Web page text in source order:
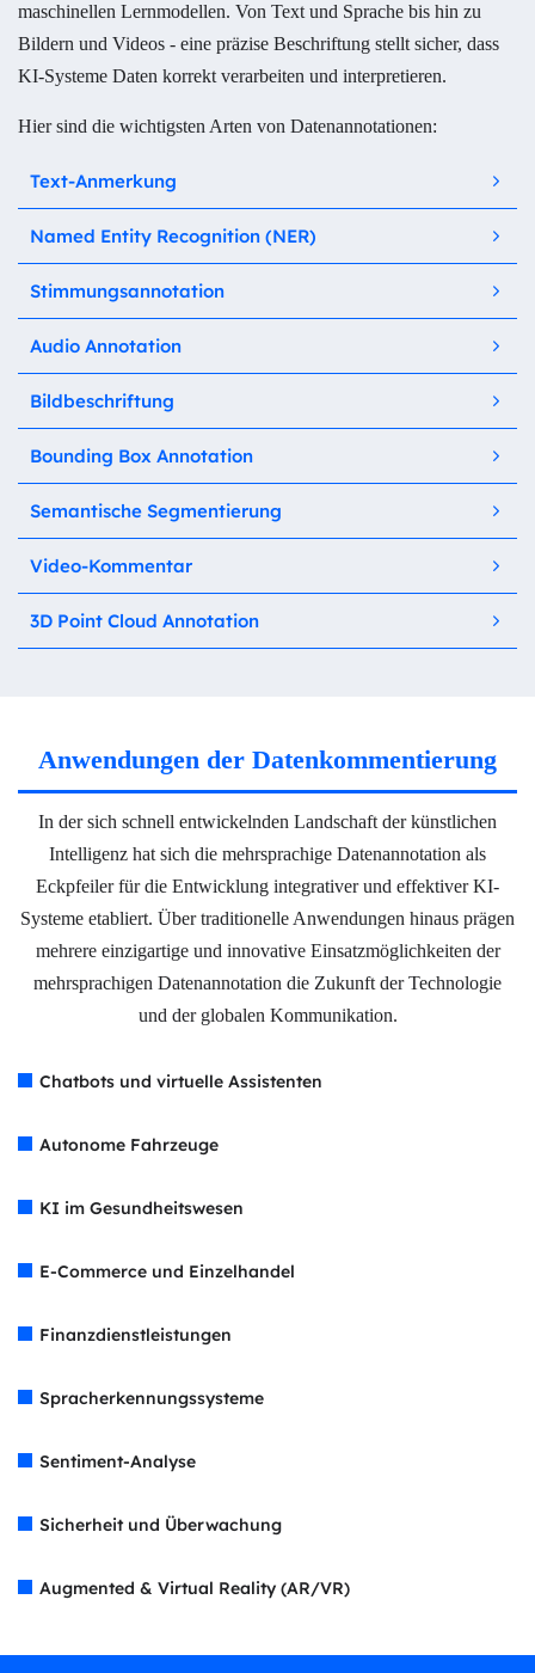
maschinellen Lernmodellen. Von Text und Sprache bis hin zu
Bildern und Videos - eine präzise Beschriftung stellt sicher, dass
KI-Systeme Daten korrekt verarbeiten und interpretieren.
Hier sind die wichtigsten Arten von Datenannotationen:
Text-Anmerkung
Named Entity Recognition (NER)
Stimmungsannotation
Audio Annotation
Bildbeschriftung
Bounding Box Annotation
Semantische Segmentierung
Video-Kommentar
3D Point Cloud Annotation
Anwendungen der Datenkommentierung
In der sich schnell entwickelnden Landschaft der künstlichen
Intelligenz hat sich die mehrsprachige Datenannotation als
Eckpfeiler für die Entwicklung integrativer und effektiver KI-
Systeme etabliert. Über traditionelle Anwendungen hinaus prägen
mehrere einzigartige und innovative Einsatzmöglichkeiten der
mehrsprachigen Datenannotation die Zukunft der Technologie
und der globalen Kommunikation.
Chatbots und virtuelle Assistenten
Autonome Fahrzeuge
KI im Gesundheitswesen
E-Commerce und Einzelhandel
Finanzdienstleistungen
Spracherkennungssysteme
Sentiment-Analyse
Sicherheit und Überwachung
Augmented & Virtual Reality (AR/VR)